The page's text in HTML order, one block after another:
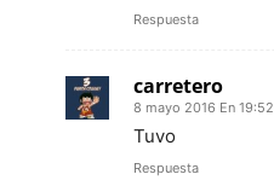
Respuesta
carretero
8 mayo 2016 En 19:52
Tuvo
Respuesta